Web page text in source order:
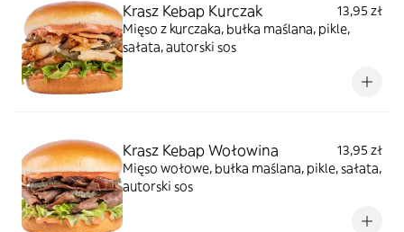
Krasz Kebap Kurczak
13,95 zł
Mięso z kurczaka, bułka maślana, pikle,
sałata, autorski sos
Krasz Kebap Wołowina
13,95 zł
Mięso wołowe, bułka maślana, pikle, sałata,
autorski sos